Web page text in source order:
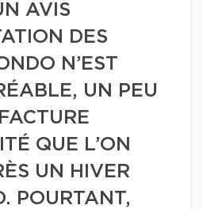
AVIS
DES
N’EST
UN PEU
QUE L’ON
UN HIVER
POURTANT,